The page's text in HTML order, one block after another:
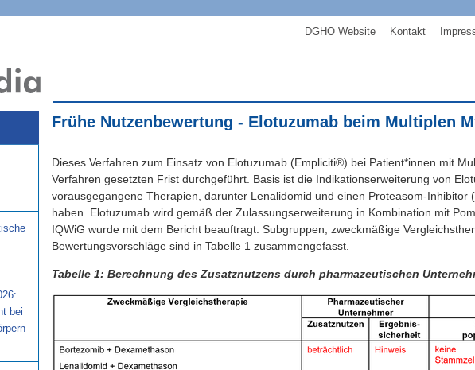
DGHO Website Kontakt
bei
Frühe Nutzenbewertung - Elotuzumab beim Multiplen
Dieses Verfahren zum Einsatz von Elotuzumab (Empliciti®) bei Patient*innen mit
Verfahren gesetzten Frist durchgeführt. Basis ist die Indikationserweiterung von
vorausgegangene Therapien, darunter Lenalidomid und einen Proteasom-Inhibitor
haben. Elotuzumab wird gemäß der Zulassungserweiterung in Kombination mit
IQWiG wurde mit dem Bericht beauftragt. Subgruppen, zweckmäßige
Bewertungsvorschläge sind in Tabelle 1 zusammengefasst.
Tabelle 1: Berechnung des Zusatznutzens durch pharmazeutischen